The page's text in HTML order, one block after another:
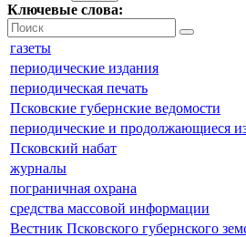
Ключевые слова:
газеты
периодические издания
периодическая печать
Псковские губернские ведомости
периодические и продолжающиеся
Псковский набат
журналы
пограничная охрана
средства массовой информации
Вестник Псковского губернского